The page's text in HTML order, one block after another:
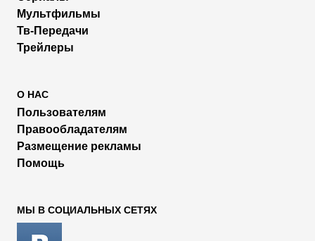
Мультфильмы
Тв-Передачи
Трейлеры
О НАС
Пользователям
Правообладателям
Размещение рекламы
Помощь
МЫ В СОЦИАЛЬНЫХ СЕТЯХ